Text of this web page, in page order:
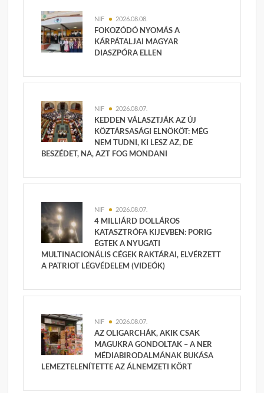
NIF 2026.08.08.
FOKOZÓDÓ NYOMÁS A
KÁRPÁTALJAI MAGYAR
DIASZPÓRA ELLEN
NIF 2026.08.07.
KEDDEN VÁLASZTJÁK AZ ÚJ
KÖZTÁRSASÁGI ELNÖKÖT: MÉG
NEM TUDNI, KI LESZ AZ, DE
BESZÉDET, NA, AZT FOG MONDANI
NIF 2026.08.07.
4 MILLIÁRD DOLLÁROS
KATASZTRÓFA KIJEVBEN: PORIG
ÉGTEK A NYUGATI
MULTINACIONÁLIS CÉGEK RAKTÁRAI, ELVÉRZETT
A PATRIOT LÉGVÉDELEM (VIDEÓK)
NIF 2026.08.07.
AZ OLIGARCHÁK, AKIK CSAK
MAGUKRA GONDOLTAK – A NER
MÉDIABIRODALMÁNAK BUKÁSA
LEMEZTELENÍTETTE AZ ÁLNEMZETI KÖRT